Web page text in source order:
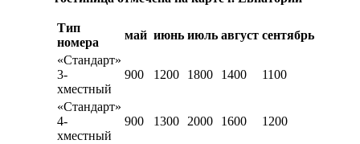
Тип
номера
май июнь июль август сентябрь
«Стандарт»
3-
хместный
900 1200 1800 1400 1100
«Стандарт»
4-
хместный
900 1300 2000 1600 1200